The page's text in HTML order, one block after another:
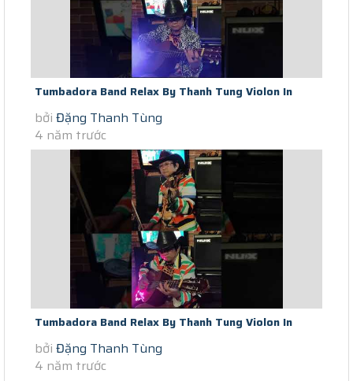
Tumbadora Band Relax By Thanh Tung Violon In
Saigon Social Distance Let It...
bởi Đặng Thanh Tùng
4 năm trước
Tumbadora Band Relax By Thanh Tung Violon In
Saigon Social Distance Je Ne...
bởi Đặng Thanh Tùng
4 năm trước